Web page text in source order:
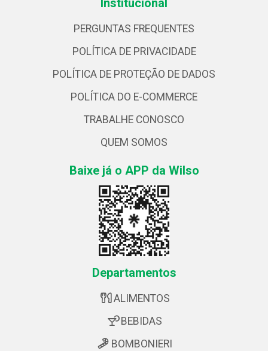
Institucional
PERGUNTAS FREQUENTES
POLÍTICA DE PRIVACIDADE
POLÍTICA DE PROTEÇÃO DE DADOS
POLÍTICA DO E-COMMERCE
TRABALHE CONOSCO
QUEM SOMOS
Baixe já o APP da Wilso
Departamentos
ALIMENTOS
BEBIDAS
BOMBONIERI